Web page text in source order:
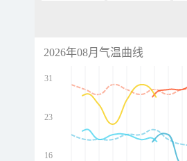
2026年08月气温曲线
31
23
16